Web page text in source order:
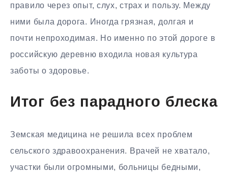
правило через опыт, слух, страх и пользу. Между
ними была дорога. Иногда грязная, долгая и
почти непроходимая. Но именно по этой дороге в
российскую деревню входила новая культура
заботы о здоровье.
Итог без парадного блеска
Земская медицина не решила всех проблем
сельского здравоохранения. Врачей не хватало,
участки были огромными, больницы бедными,